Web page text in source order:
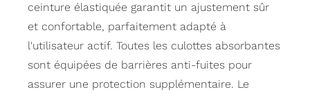
ceinture élastiquée garantit un ajustement sûr
et confortable, parfaitement adapté à
l'utilisateur actif. Toutes les culottes absorbantes
sont équipées de barrières anti-fuites pour
assurer une protection supplémentaire. Le